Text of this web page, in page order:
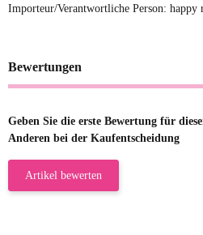
Importeur/Verantwortliche Person:
Bewertungen
Geben Sie die erste Bewertung für
Anderen bei der Kaufentscheidung
Artikel bewerten